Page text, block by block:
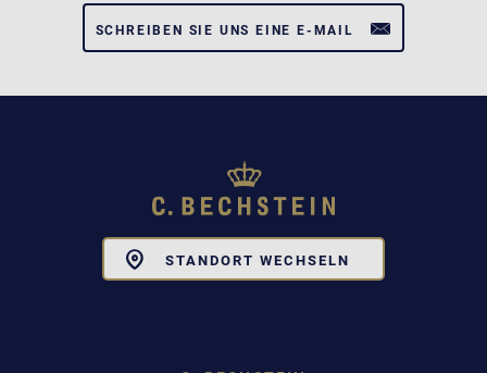
SCHREIBEN SIE UNS EINE E-MAIL
STANDORT WECHSELN